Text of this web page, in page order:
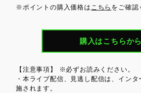
※ポイントの購入価格は こちら をご確認
購入はこちらから
【注意事項】 ※必ずお読みください。
・本ライブ配信、見逃し配信は、イン
施されます。